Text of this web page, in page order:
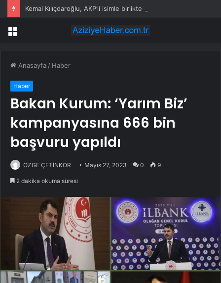
Kemal Kılıçdaroğlu, AKP’li isimle birlikte nikah şahitliği yaptı
Menü
Anasayfa / Haber
Haber
Bakan Kurum: ‘Yarım Biz’
kampanyasına 666 bin
başvuru yapıldı
ÖZGE ÇETİNKOR Mayıs 27, 2023 0 9
2 dakika okuma süresi